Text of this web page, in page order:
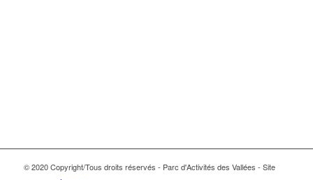
© 2020 Copyright/Tous droits réservés - Parc d'Activités des Vallées - Site